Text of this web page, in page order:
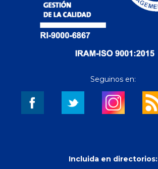
Seguinos en:
Incluida en directorios: